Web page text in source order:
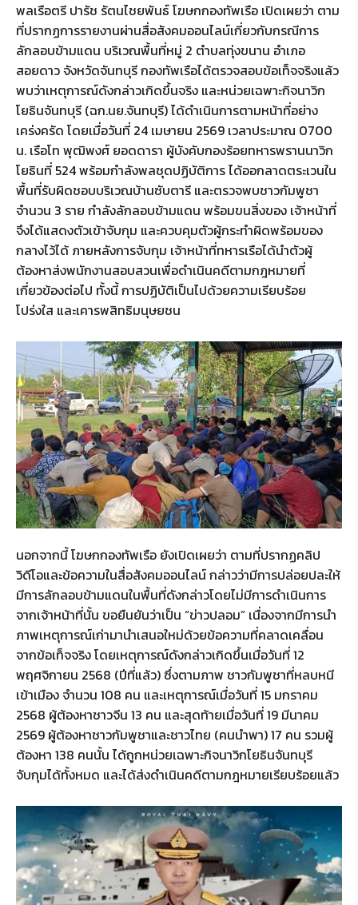
พลเรือตรี ปารัช รัตนไชยพันธ์ โฆษกกองทัพเรือ เปิดเผยว่า ตาม
ที่ปรากฏการรายงานผ่านสื่อสังคมออนไลน์เกี่ยวกับกรณีการ
ลักลอบข้ามแดน บริเวณพื้นที่หมู่ 2 ตำบลทุ่งขนาน อำเภอ
สอยดาว จังหวัดจันทบุรี กองทัพเรือได้ตรวจสอบข้อเท็จจริงแล้ว
พบว่าเหตุการณ์ดังกล่าวเกิดขึ้นจริง และหน่วยเฉพาะกิจนาวิก
โยธินจันทบุรี (ฉก.นย.จันทบุรี) ได้ดำเนินการตามหน้าที่อย่าง
เคร่งครัด โดยเมื่อวันที่ 24 เมษายน 2569 เวลาประมาณ 0700
น. เรือโท พุฒิพงศ์ ยอดดารา ผู้บังคับกองร้อยทหารพรานนาวิก
โยธินที่ 524 พร้อมกำลังพลชุดปฏิบัติการ ได้ออกลาดตระเวนใน
พื้นที่รับผิดชอบบริเวณบ้านซับตารี และตรวจพบชาวกัมพูชา
จำนวน 3 ราย กำลังลักลอบข้ามแดน พร้อมขนสิ่งของ เจ้าหน้าที่
จึงได้แสดงตัวเข้าจับกุม และควบคุมตัวผู้กระทำผิดพร้อมของ
กลางไว้ได้ ภายหลังการจับกุม เจ้าหน้าที่ทหารเรือได้นำตัวผู้
ต้องหาส่งพนักงานสอบสวนเพื่อดำเนินคดีตามกฎหมายที่
เกี่ยวข้องต่อไป ทั้งนี้ การปฏิบัติเป็นไปด้วยความเรียบร้อย
โปร่งใส และเคารพสิทธิมนุษยชน
นอกจากนี้ โฆษกกองทัพเรือ ยังเปิดเผยว่า ตามที่ปรากฏคลิป
วิดีโอและข้อความในสื่อสังคมออนไลน์ กล่าวว่ามีการปล่อยปละให้
มีการลักลอบข้ามแดนในพื้นที่ดังกล่าวโดยไม่มีการดำเนินการ
จากเจ้าหน้าที่นั้น ขอยืนยันว่าเป็น “ข่าวปลอม” เนื่องจากมีการนำ
ภาพเหตุการณ์เก่ามานำเสนอใหม่ด้วยข้อความที่คลาดเคลื่อน
จากข้อเท็จจริง โดยเหตุการณ์ดังกล่าวเกิดขึ้นเมื่อวันที่ 12
พฤศจิกายน 2568 (ปีที่แล้ว) ซึ่งตามภาพ ชาวกัมพูชาที่หลบหนี
เข้าเมือง จำนวน 108 คน และเหตุการณ์เมื่อวันที่ 15 มกราคม
2568 ผู้ต้องหาชาวจีน 13 คน และสุดท้ายเมื่อวันที่ 19 มีนาคม
2569 ผู้ต้องหาชาวกัมพูชาและชาวไทย (คนนำพา) 17 คน รวมผู้
ต้องหา 138 คนนั้น ได้ถูกหน่วยเฉพาะกิจนาวิกโยธินจันทบุรี
จับกุมได้ทั้งหมด และได้ส่งดำเนินคดีตามกฎหมายเรียบร้อยแล้ว